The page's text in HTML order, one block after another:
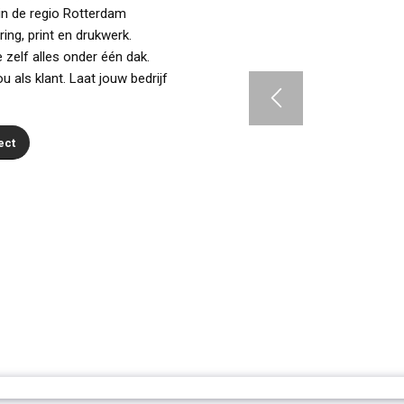
de regio Rotterdam
print en drukwerk.
alles onder één dak.
als klant. Laat jouw bedrijf